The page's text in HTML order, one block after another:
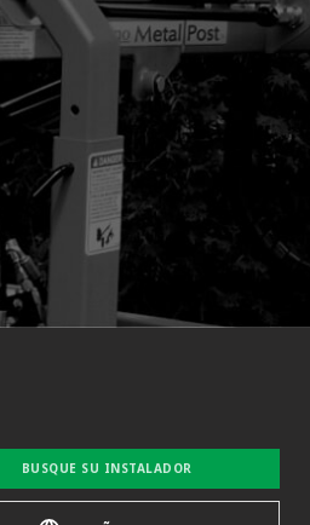
BUSQUE SU INSTALADOR